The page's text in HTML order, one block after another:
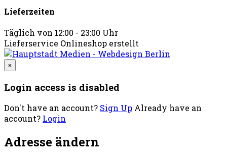
Lieferzeiten
Täglich von 12:00 - 23:00 Uhr
Lieferservice Onlineshop erstellt
×
Login access is disabled
Don't have an account? Sign Up Already have an
account? Login
Adresse ändern